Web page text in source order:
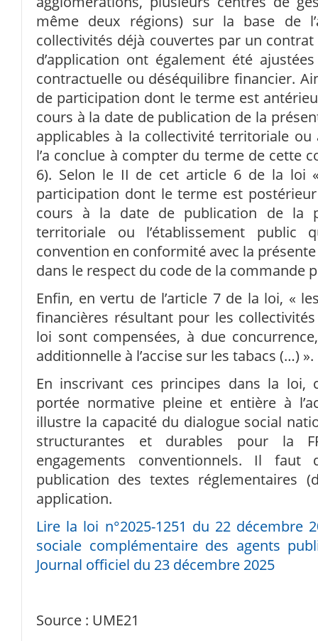
même deux régions) sur la base de
collectivités déjà couvertes par un
d’application ont également été
contractuelle ou déséquilibre financier.
de participation dont le terme est
cours à la date de publication de la
applicables à la collectivité territoriale ou
l’a conclue à compter du terme de cette
6). Selon le II de cet article 6 de la loi
participation dont le terme est
cours à la date de publication de la
territoriale ou l’établissement public
convention en conformité avec la
dans le respect du code de la commande
Enfin, en vertu de l’article 7 de la loi, «
financières résultant pour les
loi sont compensées, à due
additionnelle à l’accise sur les tabacs (…) ».
En inscrivant ces principes dans la loi,
portée normative pleine et entière à
illustre la capacité du dialogue social
structurantes et durables pour la
engagements conventionnels. Il
publication des textes réglementaires
application.
Lire la loi n°2025-1251 du 22 décembre
sociale complémentaire des agents
Journal officiel du 23 décembre 2025
Source : UME21